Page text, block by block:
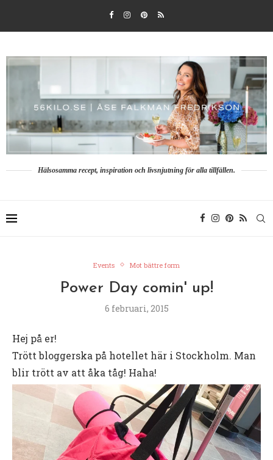
Hälsosamma recept, inspiration och livsnjutning för alla tillfällen.
Events Mot bättre form
Power Day comin' up!
6 februari, 2015
Hej på er!
Trött bloggerska på hotellet här i Stockholm. Man
blir trött av att åka tåg! Haha!